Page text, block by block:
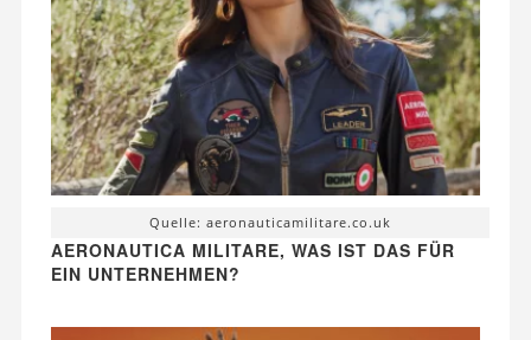
Quelle: aeronauticamilitare.co.uk
AERONAUTICA MILITARE, WAS IST DAS FÜR
EIN UNTERNEHMEN?